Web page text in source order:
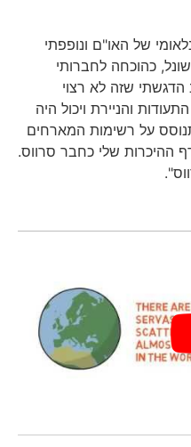
של האו"ם ונופפתי
כהוכחה לחברותי
הדגשתי שזה לא רצוי
והניירת ויכול היה
על רשימות המארחים
ההיכרות שלי כחבר סרווס.